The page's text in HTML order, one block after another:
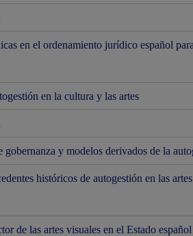
en el ordenamiento jurídico español
en la cultura y las artes
gobernanza y modelos derivados de la
históricos de autogestión en las
de las artes visuales en el Estado español